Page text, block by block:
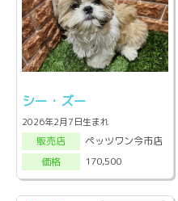
シー・ズー
2026年2月7日生まれ
販売店
ペッツワン今市店
価格
170,500